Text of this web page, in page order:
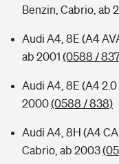
Benzin, Cabrio, ab
Audi A4, 8E (A4
ab 2001 (0588 /
Audi A4, 8E (A4
2000(0588 / 838)
Audi A4, 8H (A4
Cabrio, ab 2003